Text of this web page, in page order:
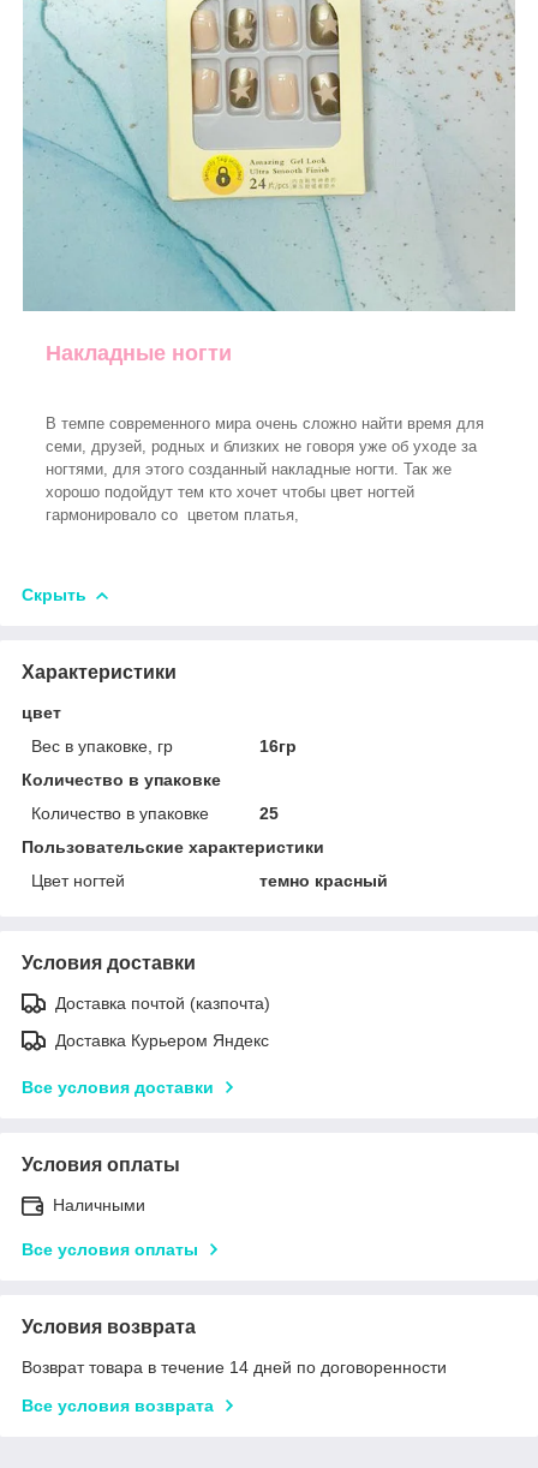
Накладные ногти
В темпе современного мира очень сложно найти время для
семи, друзей, родных и близких не говоря уже об уходе за
ногтями, для этого созданный накладные ногти. Так же
хорошо подойдут тем кто хочет чтобы цвет ногтей
гармонировало со цветом платья,
Скрыть
Характеристики
цвет
Вес в упаковке, гр
16гр
Количество в упаковке
Количество в упаковке
25
Пользовательские характеристики
Цвет ногтей
темно красный
Условия доставки
Доставка почтой (казпочта)
Доставка Курьером Яндекс
Все условия доставки
Условия оплаты
Наличными
Все условия оплаты
Условия возврата
Возврат товара в течение 14 дней по договоренности
Все условия возврата